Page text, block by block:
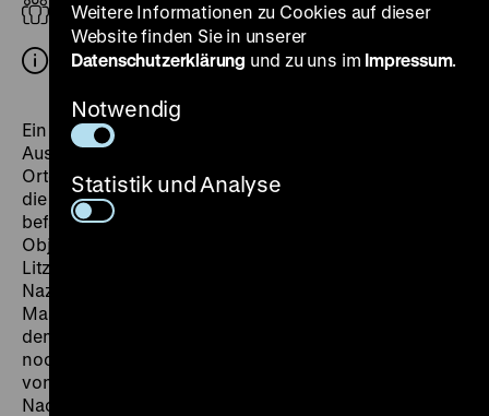
Erwachsene
Ticket zur Langen Nacht der Museen Berlin
Ein dialogischer Rundgang führt durch alle
Ausstellungsräume, die sich am Beispiel von sechs
Orten mit frühen Erinnerungen an den Holocaust und
die nationalsozialistische Besatzungszeit in Europa
befassen. Es werden den Besuchenden verschiedene
Objekte wie ein Teppich aus dem Ghetto
Litzmannstadt, Plakate aus der „Gedenkstätte der
Nazibarbarei“ in Liberec, eine Madonnenfigur vom
Massaker aus Oradour-sur-Glane oder Fotografien aus
dem KZ Bergen-Belsen vorgestellt. Anhand dieser und
noch weiterer Exponate sollen die nationalen Narrative
von Opferschaft und Heldentum der unmittelbaren
Nachkriegszeit sichtbar werden, die zum Teil bis heute
Weitere Informationen zu Cookies auf dieser
Website finden Sie in unserer
Datenschutzerklärung und zu uns im Impressum.
Notwendig
Statistik und Analyse